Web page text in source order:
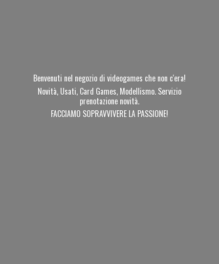
Benvenuti nel negozio di videogames che non c'era!
Novità, Usati, Card Games, Modellismo. Servizio
prenotazione novità.
FACCIAMO SOPRAVVIVERE LA PASSIONE!